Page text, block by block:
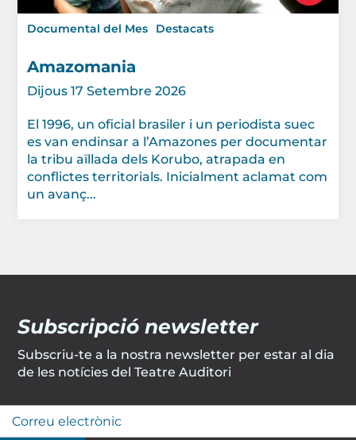
Documental del Mes Destacats
Amazomania
Dijous 17 Setembre 2026
El 1996, un oficial brasiler i un periodista suec
es van endinsar a l’Amazones per documentar
la tribu aïllada dels Korubo, atrapada en
conflictes territorials. Inicialment aclamat com
un avanç...
Subscripció newsletter
Subscriu-te a la nostra newsletter per estar al dia
de les notícies del Teatre Auditori